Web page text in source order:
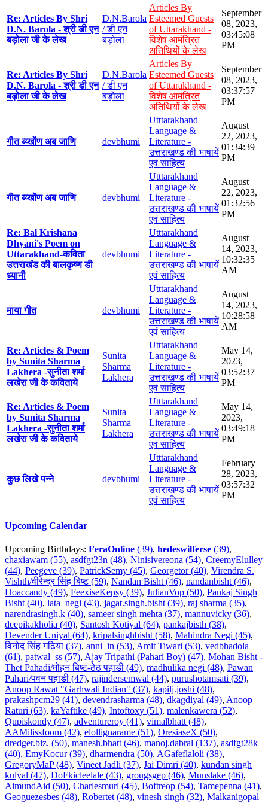
Re: Articles By Shri
D.N. Barola - श्री डी एन
बड़ोला जी के लेख
D.N.Barola
/ डी एन
बड़ोला
Articles By
Esteemed Guests
of Uttarakhand -
विशेष आमंत्रित
अतिथियों के लेख
September
08, 2023,
03:45:08
PM
Re: Articles By Shri
D.N. Barola - श्री डी एन
बड़ोला जी के लेख
D.N.Barola
/ डी एन
बड़ोला
Articles By
Esteemed Guests
of Uttarakhand -
विशेष आमंत्रित
अतिथियों के लेख
September
08, 2023,
03:37:57
PM
गीत ब्य्खोंण अब जाणि devbhumi
Utttarakhand
Language &
Literature -
उत्तराखण्ड की भाषायें
एवं साहित्य
August
22, 2023,
01:34:39
PM
गीत ब्य्खोंण अब जाणि devbhumi
Utttarakhand
Language &
Literature -
उत्तराखण्ड की भाषायें
एवं साहित्य
August
22, 2023,
01:32:56
PM
Re: Bal Krishana
Dhyani's Poem on
Uttarakhand-कविता
उत्तराखंड की बालकृष्ण डी
ध्यानी
devbhumi
Utttarakhand
Language &
Literature -
उत्तराखण्ड की भाषायें
एवं साहित्य
August
14, 2023,
10:32:35
AM
माया गीत devbhumi
Utttarakhand
Language &
Literature -
उत्तराखण्ड की भाषायें
एवं साहित्य
August
14, 2023,
10:28:58
AM
Re: Articles & Poem
by Sunita Sharma
Lakhera -सुनीता शर्मा
लखेरा जी के कविताये
Sunita
Sharma
Lakhera
Utttarakhand
Language &
Literature -
उत्तराखण्ड की भाषायें
एवं साहित्य
May 14,
2023,
03:52:37
PM
Re: Articles & Poem
by Sunita Sharma
Lakhera -सुनीता शर्मा
लखेरा जी के कविताये
Sunita
Sharma
Lakhera
Utttarakhand
Language &
Literature -
उत्तराखण्ड की भाषायें
एवं साहित्य
May 14,
2023,
03:49:18
PM
कुछ लिखे पन्ने devbhumi
Utttarakhand
Language &
Literature -
उत्तराखण्ड की भाषायें
एवं साहित्य
February
28, 2023,
03:57:32
PM
Upcoming Calendar
Upcoming Birthdays: FeraOnline (39), hedeswilferse (39),
chaxiawam (55), asdfgt23n (48), Ninisivereona (54), CreemyElulley
(44), Peegeve (39), PatrickSemy (45), Georgetor (40), Virendra S.
Vishth/वीरेन्द्र सिंह बिष्ट (59), Nandan Bisht (46), nandanbisht (46),
Hoaccandy (49), FeexiseKepsy (39), JulianVop (50), Pankaj Singh
Bisht (40), lata_negi (43), jagat.singh.bisht (39), raj sharma (35),
narendrasingh.k (40), sameer singh mehta (37), mannuvicky (36),
deepikakholia (40), Santosh Kotiyal (64), pankajbisth (38),
Devender Uniyal (64), kripalsinghbisht (58), Mahindra Negi (45),
विनोद सिंह गढ़िया (37), anni_in (53), Amit Tiwari (53), vedbhadola
(61), patwal_ss (57), Ajay Tripathi (Pahari Boy) (47), Mohan Bisht -
Thet Pahadi/मोहन बिष्ट-ठेठ पहाडी (49), madhulika negi (48), Pawan
Pahari/पवन पहाडी (47), rajindersemwal (44), purushotamsati (39),
Anoop Rawat "Garhwali Indian" (37), kapilj.joshi (48),
prakashpcm29 (41), devendrasharma (48), dkagdiyal (49), Anoop
Raturi (63), kaYaftike (49), Intoftoxy (51), malenkawera (52),
Qupiskondy (47), adventureroy (41), vimalbhatt (48),
AAMilissfoom (42), elollignarame (51), OresiaseX (50),
dredger.biz. (50), manesh.bhatt (46), manoj.dabral (137), asdfgt28k
(40), EmyKocur (39), dharmendra (50), AGafeflaloli (38),
GregoryMaP (48), Vineet Jadli (37), Jai Dimri (40), kundan singh
kulyal (47), DoFkicleelale (43), grougsgep (46), Munslake (46),
AimundAid (50), Charlesmurl (45), Boftreop (54), Tamepenna (41),
Geoguezesbes (48), Robertet (48), vinesh singh (32), Malkanigopal